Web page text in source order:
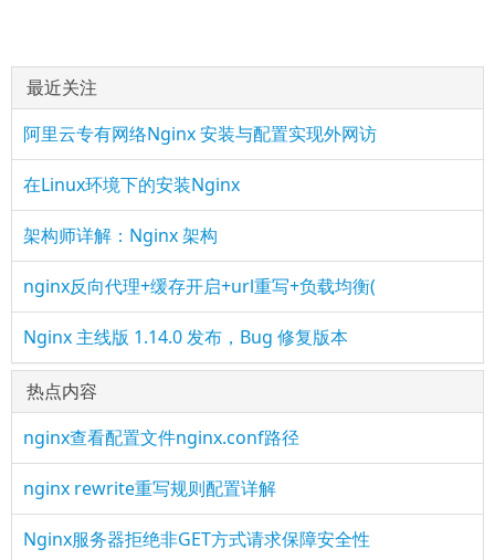
最近关注
阿里云专有网络Nginx 安装与配置实现外网访
在Linux环境下的安装Nginx
架构师详解：Nginx 架构
nginx反向代理+缓存开启+url重写+负载均衡(
Nginx 主线版 1.14.0 发布，Bug 修复版本
热点内容
nginx查看配置文件nginx.conf路径
nginx rewrite重写规则配置详解
Nginx服务器拒绝非GET方式请求保障安全性